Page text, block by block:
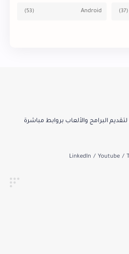
البرامج والألعاب بروابط مباشرة